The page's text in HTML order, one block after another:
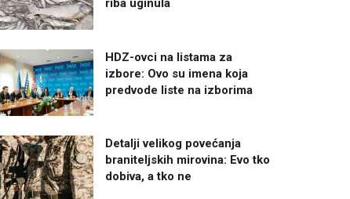
riba uginula
HDZ-ovci na listama za
izbore: Ovo su imena koja
predvode liste na izborima
Detalji velikog povećanja
braniteljskih mirovina: Evo tko
dobiva, a tko ne